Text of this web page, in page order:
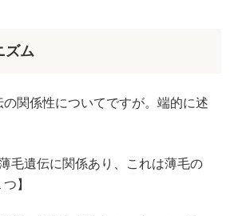
ズム
の関係性についてですが。端的に述
毛遺伝に関係あり、これは薄毛の
】